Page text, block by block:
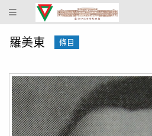
蔴
坡
學
校
史
館
羅美東 條目